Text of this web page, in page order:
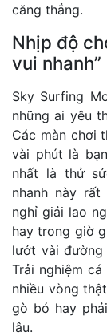
căng thẳng.
Nhịp độ
vui nhanh”
Sky Surfing
những ai yêu
Các màn chơi
vài phút là
nhất là thử
nhanh này
nghỉ giải lao
hay trong giờ
lướt vài
Trải nghiệm
nhiều vòng
gò bó hay
lâu.